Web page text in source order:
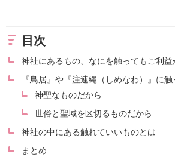
目次
神社にあるもの、なにを触ってもご利益
『鳥居』や『注連縄（しめなわ）』に
神聖なものだから
世俗と聖域を区切るものだから
神社の中にある触れていいものとは
まとめ